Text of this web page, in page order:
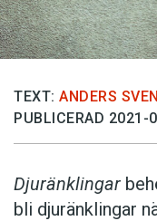
TEXT: ANDERS
PUBLICERAD 2021-
Djuränklingar
bli djuränklingar